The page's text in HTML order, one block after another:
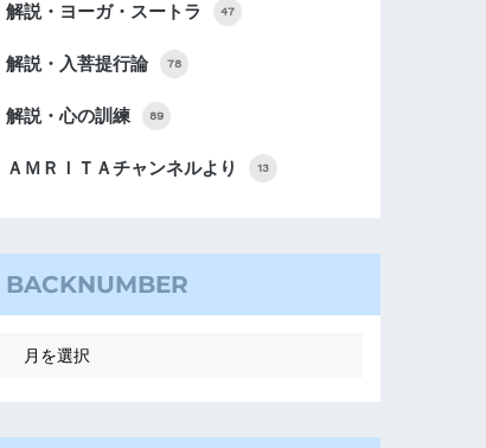
解説・ヨーガ・スートラ 47
解説・入菩提行論 78
解説・心の訓練 89
ＡＭＲＩＴＡチャンネルより 13
BACKNUMBER